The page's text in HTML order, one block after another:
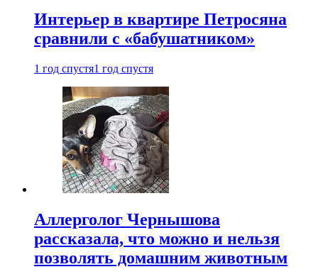
Интерьер в квартире Петросяна
сравнили с «бабушатником»
1 год спустя1 год спустя
Аллерголог Чернышова
рассказала, что можно и нельзя
позволять домашним животным